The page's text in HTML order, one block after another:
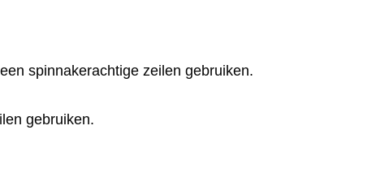
spinnakerachtige zeilen gebruiken.
gebruiken.